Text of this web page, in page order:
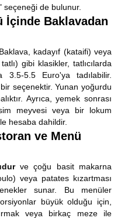
de bulunur.
İçinde Baklavadan
kadayıf (kataifi) veya
gibi klasikler, tatlıcılarda
3.5-5.5 Euro'ya tadılabilir.
seçenektir. Yunan yoğurdu
Ayrıca, yemek sonrası
meyvesi veya bir lokum
hesaba dahildir.
ve Menü
ve çoğu basit makarna
veya patates kızartması
sunar. Bu menüler
büyük olduğu için,
veya birkaç meze ile